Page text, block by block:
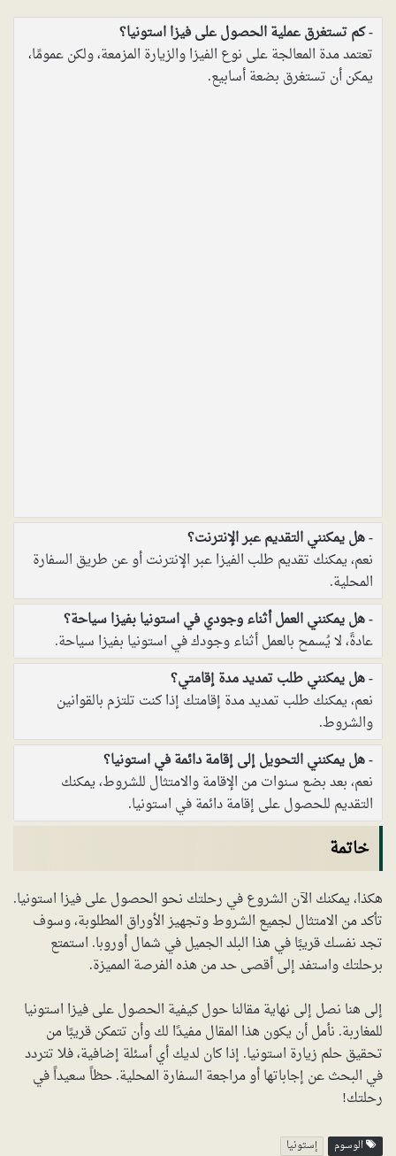
كم تستغرق عملية الحصول على فيزا استونيا؟
تعتمد مدة المعالجة على نوع الفيزا والزيارة المزمعة، ولكن عمومًا،
يمكن أن تستغرق بضعة أسابيع.
هل يمكنني التقديم عبر الإنترنت؟
نعم، يمكنك تقديم طلب الفيزا عبر الإنترنت أو عن طريق السفارة
المحلية.
هل يمكنني العمل أثناء وجودي في استونيا بفيزا سياحة؟
عادةً، لا يُسمح بالعمل أثناء وجودك في استونيا بفيزا سياحة.
هل يمكنني طلب تمديد مدة إقامتي؟
نعم، يمكنك طلب تمديد مدة إقامتك إذا كنت تلتزم بالقوانين
والشروط.
هل يمكنني التحويل إلى إقامة دائمة في استونيا؟
نعم، بعد بضع سنوات من الإقامة والامتثال للشروط، يمكنك
التقديم للحصول على إقامة دائمة في استونيا.
خاتمة
هكذا، يمكنك الآن الشروع في رحلتك نحو الحصول على فيزا استونيا.
تأكد من الامتثال لجميع الشروط وتجهيز الأوراق المطلوبة، وسوف
تجد نفسك قريبًا في هذا البلد الجميل في شمال أوروبا. استمتع
برحلتك واستفد إلى أقصى حد من هذه الفرصة المميزة.
إلى هنا نصل إلى نهاية مقالنا حول كيفية الحصول على فيزا استونيا
للمغاربة. نأمل أن يكون هذا المقال مفيدًا لك وأن تتمكن قريبًا من
تحقيق حلم زيارة استونيا. إذا كان لديك أي أسئلة إضافية، فلا تتردد
في البحث عن إجاباتها أو مراجعة السفارة المحلية. حظاً سعيداً في
رحلتك!
الوسوم إستونيا